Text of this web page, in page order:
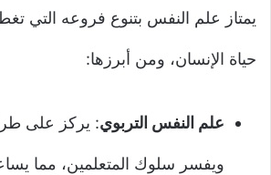
يمتاز علم النفس بتنوع فروعه التي
حياة الإنسان، ومن أبرزها:
علم النفس التربوي: يركز على طرق
ويفسر سلوك المتعلمين، مما